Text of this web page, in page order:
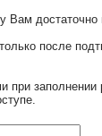
Вам
после
при